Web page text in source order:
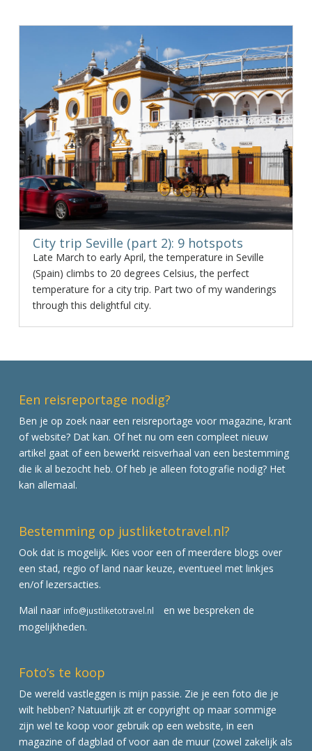
City trip Seville (part 2): 9 hotspots
Late March to early April, the temperature in Seville
(Spain) climbs to 20 degrees Celsius, the perfect
temperature for a city trip. Part two of my wanderings
through this delightful city.
Een reisreportage nodig?
Ben je op zoek naar een reisreportage voor magazine, krant
of website? Dat kan. Of het nu om een compleet nieuw
artikel gaat of een bewerkt reisverhaal van een bestemming
die ik al bezocht heb. Of heb je alleen fotografie nodig? Het
kan allemaal.
Bestemming op justliketotravel.nl?
Ook dat is mogelijk. Kies voor een of meerdere blogs over
een stad, regio of land naar keuze, eventueel met linkjes
en/of lezersacties.
Mail naar info@justliketotravel.nl
en we bespreken de
mogelijkheden.
Foto’s te koop
De wereld vastleggen is mijn passie. Zie je een foto die je
wilt hebben? Natuurlijk zit er copyright op maar sommige
zijn wel te koop voor gebruik op een website, in een
magazine of dagblad of voor aan de muur (zowel zakelijk als